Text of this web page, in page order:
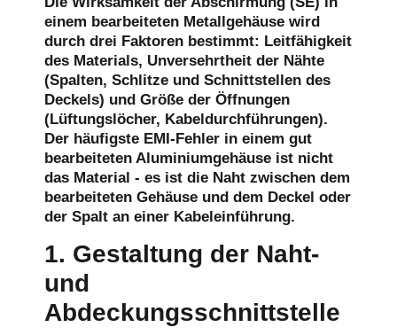
einem bearbeiteten Metallgehäuse wird
durch drei Faktoren bestimmt: Leitfähigkeit
des Materials, Unversehrtheit der Nähte
(Spalten, Schlitze und Schnittstellen des
Deckels) und Größe der Öffnungen
(Lüftungslöcher, Kabeldurchführungen).
Der häufigste EMI-Fehler in einem gut
bearbeiteten Aluminiumgehäuse ist nicht
das Material - es ist die Naht zwischen dem
bearbeiteten Gehäuse und dem Deckel oder
der Spalt an einer Kabeleinführung.
1. Gestaltung der Naht-
und
Abdeckungsschnittstelle